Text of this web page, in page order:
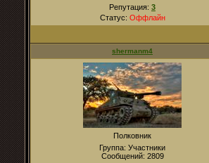
Репутация: 3
Статус: Оффлайн
shermanm4
Полковник
Группа: Участники
Сообщений: 2809